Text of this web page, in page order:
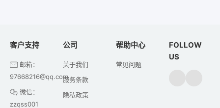
客户支持
邮箱：
97668216@qq.com
微信：
zzqss001
公司
关于我们
服务条款
隐私政策
帮助中心
常见问题
FOLLOW
US